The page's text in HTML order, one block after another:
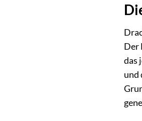
Der
das
und